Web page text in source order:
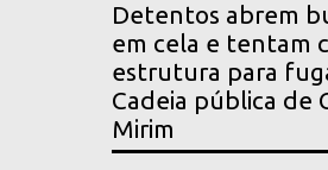
Detentos abrem
em cela e tentam
estrutura para
Cadeia pública de
Mirim